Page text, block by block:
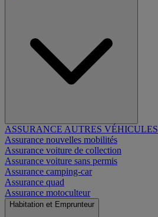
ASSURANCE AUTRES VÉHICULES
Assurance nouvelles mobilités
Assurance voiture de collection
Assurance voiture sans permis
Assurance camping-car
Assurance quad
Assurance motoculteur
Habitation et Emprunteur